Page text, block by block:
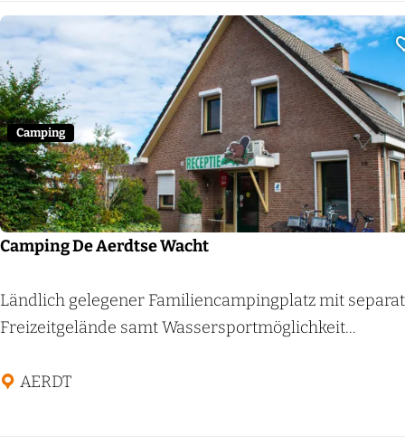
g
a
r
n
s
b
o
r
Camping De Aerdtse Wacht
C
a
p
Ländlich gelegener Familiencampingplatz mit
Freizeitgelände samt Wassersportmöglichkeit...
AERDT
Camping